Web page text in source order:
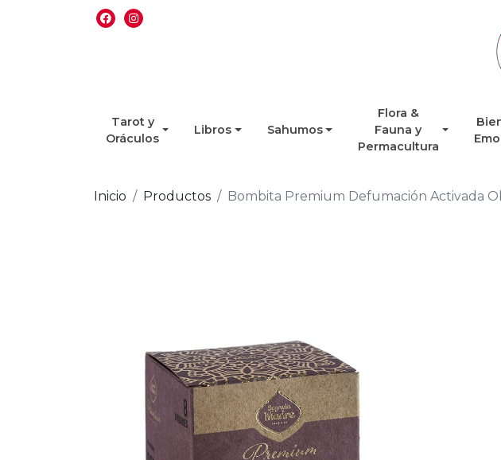
Tarot y
Oráculos
Libros Sahumos
Flora &
Fauna y
Permacultura
Inicio Productos Bombita Premium Defumación Activada